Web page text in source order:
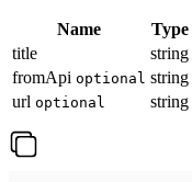
Name Type
title
string
fromApi optional string
url optional string